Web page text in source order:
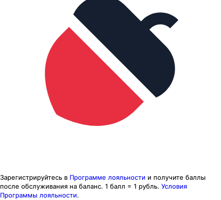
Зарегистрируйтесь в Программе лояльности и получите баллы
после обслуживания на баланс. 1 балл = 1 рубль. Условия
Программы лояльности.